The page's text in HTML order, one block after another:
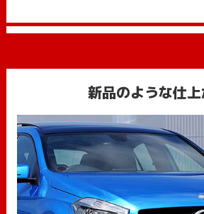
新品のような仕上